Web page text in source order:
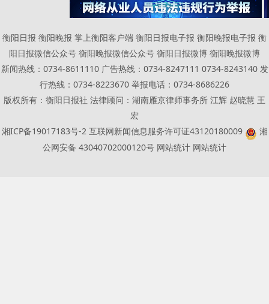
衡阳日报 衡阳晚报 掌上衡阳客户端 衡阳日报电子报 衡阳晚报电子报 衡
阳日报微信公众号 衡阳晚报微信公众号 衡阳日报微博 衡阳晚报微博
新闻热线：0734-8611110 广告热线：0734-8247111 0734-8243140 发
行热线：0734-8223670 举报电话：0734-8686226
版权所有：衡阳日报社 法律顾问：湖南雁京律师事务所 江辉 赵晓慧 王
宏
湘ICP备19017183号-2 互联网新闻信息服务许可证43120180009
湘
公网安备 43040702000120号 网站统计 网站统计